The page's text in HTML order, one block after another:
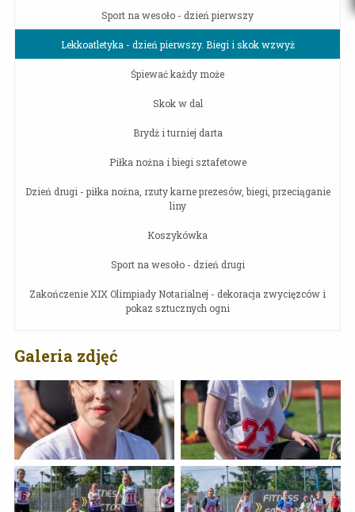
Sport na wesoło - dzień pierwszy
Lekkoatletyka - dzień pierwszy. Biegi i skok wzwyż
Śpiewać każdy może
Skok w dal
Brydż i turniej darta
Piłka nożna i biegi sztafetowe
Dzień drugi - piłka nożna, rzuty karne prezesów, biegi, przeciąganie
liny
Koszykówka
Sport na wesoło - dzień drugi
Zakończenie XIX Olimpiady Notarialnej - dekoracja zwycięzców i
pokaz sztucznych ogni
Galeria zdjęć